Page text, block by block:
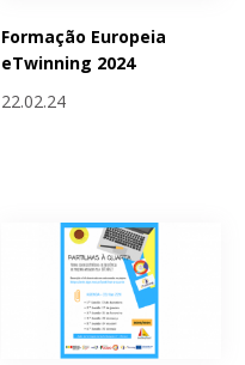
Formação Europeia
eTwinning 2024
22.02.24